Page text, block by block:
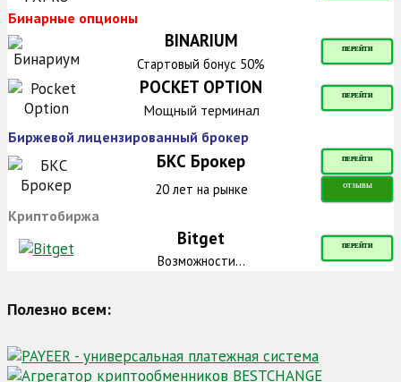
Бинарные опционы
BINARIUM ПЕРЕЙТИ
Стартовый бонус 50%
POCKET OPTION ПЕРЕЙТИ
Мощный терминал
Биржевой лицензированный брокер
БКС Брокер ПЕРЕЙТИ
20 лет на рынке ОТЗЫВЫ
Криптобиржа
Bitget ПЕРЕЙТИ
Возможности...
Полезно всем: